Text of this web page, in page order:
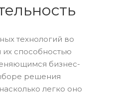
технологий во
способностью
бизнес-
решения
легко оно